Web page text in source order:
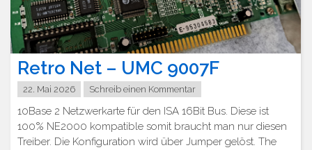
Retro Net – UMC 9007F
22. Mai 2026 Schreib einen Kommentar
10Base 2 Netzwerkarte für den ISA 16Bit Bus. Diese ist
100% NE2000 kompatible somit braucht man nur diesen
Treiber. Die Konfiguration wird über Jumper gelöst. The